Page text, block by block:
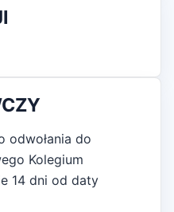
odwołania do
Kolegium
14 dni od daty